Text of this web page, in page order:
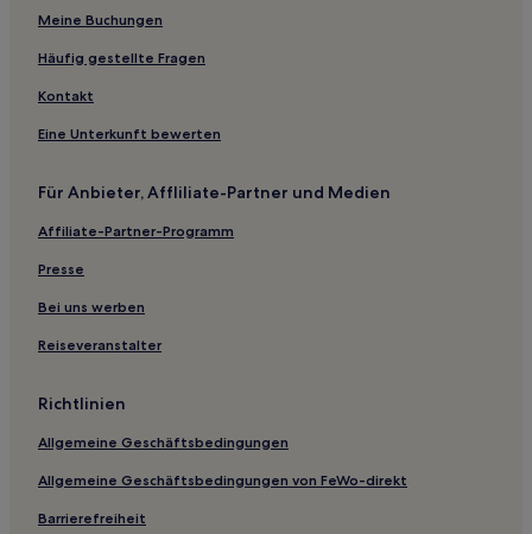
Hotels nahe Golfclub von Montecatini
Nievole Hotels
Hotels nahe Tettuccio-Therme
Tizzanna Hotels
Marliana Hotels
Capraia e Limite Hotels
Benabbio Hotels
Castelvecchio Hotels
Hotels nahe Ponte mediceo
Hotels nahe Kathedrale von Prato
Lammari Hotels
Hotels nahe Excelsior-Therme
Hotels nahe Bahnhof Montecatini Terme
Meine Buchungen
Häufig gestellte Fragen
Kontakt
Eine Unterkunft bewerten
Für Anbieter, Affliliate-Partner und Medien
Affiliate-Partner-Programm
Presse
Bei uns werben
Reiseveranstalter
Richtlinien
Allgemeine Geschäftsbedingungen
Allgemeine Geschäftsbedingungen von FeWo-direkt
Barrierefreiheit